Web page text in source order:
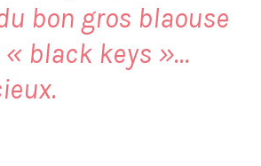
bon gros blaouse
« black keys »…